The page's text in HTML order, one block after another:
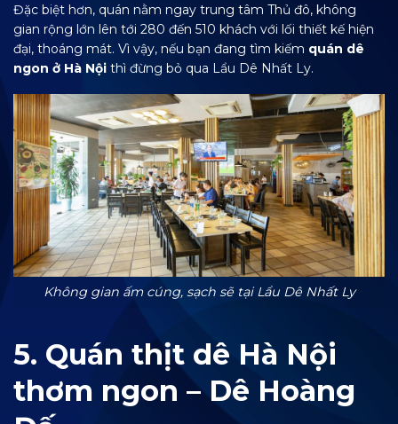
Đặc biệt hơn, quán nằm ngay trung tâm Thủ đô, không
gian rộng lớn lên tới 280 đến 510 khách với lối thiết kế hiện
đại, thoáng mát. Vì vậy, nếu bạn đang tìm kiếm quán dê
ngon ở Hà Nội thì đừng bỏ qua Lẩu Dê Nhất Ly.
Không gian ấm cúng, sạch sẽ tại Lẩu Dê Nhất Ly
5. Quán thịt dê Hà Nội
thơm ngon – Dê Hoàng